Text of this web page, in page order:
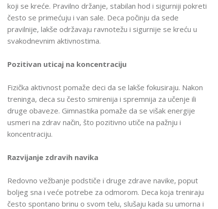
koji se kreće. Pravilno držanje, stabilan hod i sigurniji pokreti
često se primećuju i van sale. Deca počinju da sede
pravilnije, lakše održavaju ravnotežu i sigurnije se kreću u
svakodnevnim aktivnostima.
Pozitivan uticaj na koncentraciju
Fizička aktivnost pomaže deci da se lakše fokusiraju. Nakon
treninga, deca su često smirenija i spremnija za učenje ili
druge obaveze. Gimnastika pomaže da se višak energije
usmeri na zdrav način, što pozitivno utiče na pažnju i
koncentraciju.
Razvijanje zdravih navika
Redovno vežbanje podstiče i druge zdrave navike, poput
boljeg sna i veće potrebe za odmorom. Deca koja treniraju
često spontano brinu o svom telu, slušaju kada su umorna i